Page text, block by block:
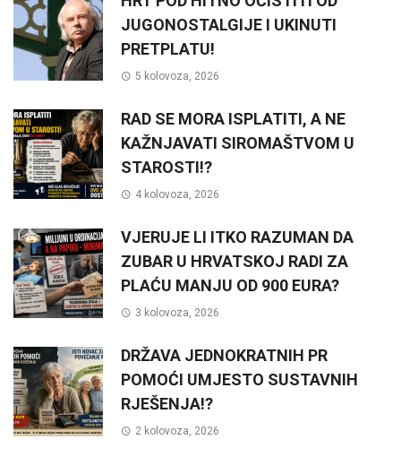
JUGONOSTALGIJE I UKINUTI
PRETPLATU!
5 kolovoza, 2026
RAD SE MORA ISPLATITI, A NE
KAŽNJAVATI SIROMAŠTVOM U
STAROSTI!?
4 kolovoza, 2026
VJERUJE LI ITKO RAZUMAN DA
ZUBAR U HRVATSKOJ RADI ZA
PLAĆU MANJU OD 900 EURA?
3 kolovoza, 2026
DRŽAVA JEDNOKRATNIH PR
POMOĆI UMJESTO SUSTAVNIH
RJEŠENJA!?
2 kolovoza, 2026